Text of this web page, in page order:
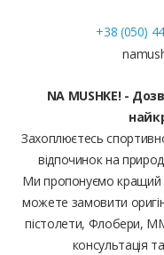
+38 (050)
NA MUSHKE! -
Захоплюєтесь
відпочинок на
Ми пропонуємо кращий
можете замовити
пістолети, Флобери,
консультація